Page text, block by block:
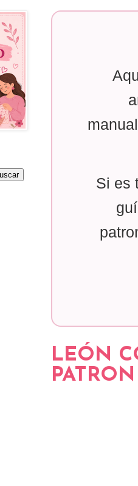
Si es
LEÓN